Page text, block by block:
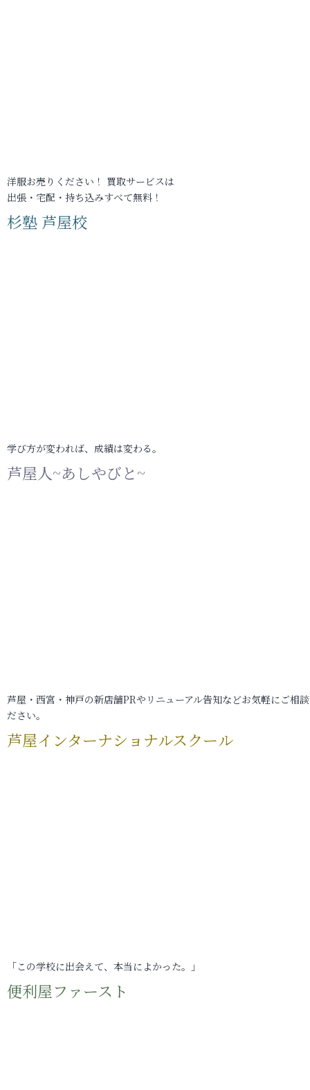
洋服お売りください！ 買取サービスは
出張・宅配・持ち込みすべて無料！
杉塾 芦屋校
学び方が変われば、成績は変わる。
芦屋人~あしやびと~
芦屋・西宮・神戸の新店舗PRやリニューアル告知などお気軽にご相
ださい。
芦屋インターナショナルスクール
「この学校に出会えて、本当によかった。」
便利屋ファースト